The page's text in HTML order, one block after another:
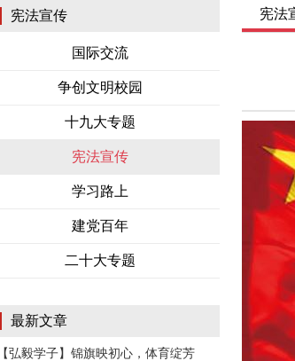
宪法宣传
国际交流
争创文明校园
十九大专题
宪法宣传
学习路上
建党百年
二十大专题
最新文章
【弘毅学子】锦旗映初心，体育绽芳
宪法